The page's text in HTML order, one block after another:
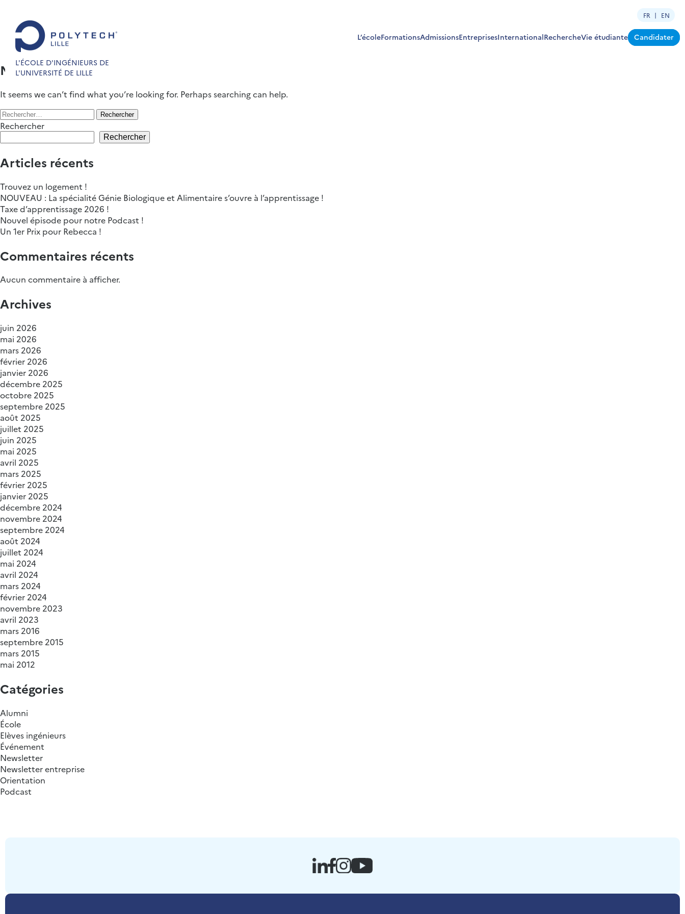
L'ÉCOLE D'INGÉNIEURS DE
L'UNIVERSITÉ DE LILLE
L’écoleFormationsAdmissionsEntreprisesInternationalRechercheVie étudiante Candidater
FR EN
Nothing Found
It seems we can’t find what you’re looking for. Perhaps searching can help.
Rechercher :
Rechercher
Rechercher
Articles récents
Trouvez un logement !
NOUVEAU : La spécialité Génie Biologique et Alimentaire s’ouvre à l’apprentissage !
Taxe d’apprentissage 2026 !
Nouvel épisode pour notre Podcast !
Un 1er Prix pour Rebecca !
Commentaires récents
Aucun commentaire à afficher.
Archives
juin 2026
mai 2026
mars 2026
février 2026
janvier 2026
décembre 2025
octobre 2025
septembre 2025
août 2025
juillet 2025
juin 2025
mai 2025
avril 2025
mars 2025
février 2025
janvier 2025
décembre 2024
novembre 2024
septembre 2024
août 2024
juillet 2024
mai 2024
avril 2024
mars 2024
février 2024
novembre 2023
avril 2023
mars 2016
septembre 2015
mars 2015
mai 2012
Catégories
Alumni
École
Elèves ingénieurs
Événement
Newsletter
Newsletter entreprise
Orientation
Podcast